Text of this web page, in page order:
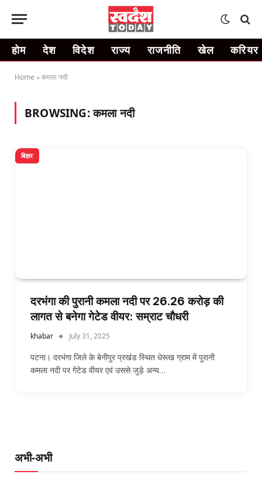
होम देश विदेश राज्य राजनीति खेल करियर
Home »कमला नदी
BROWSING:कमला नदी
बिहार
दरभंगा की पुरानी कमला नदी पर 26.26 करोड़ की
लागत से बनेगा गेटेड वीयर: सम्राट चौधरी
khabar July 31, 2025
पटना। दरभंगा जिले के बेनीपुर प्रखंड स्थित धेरूख ग्राम में पुरानी
कमला नदी पर गेटेड वीयर एवं उससे जुड़े अन्य…
अभी-अभी